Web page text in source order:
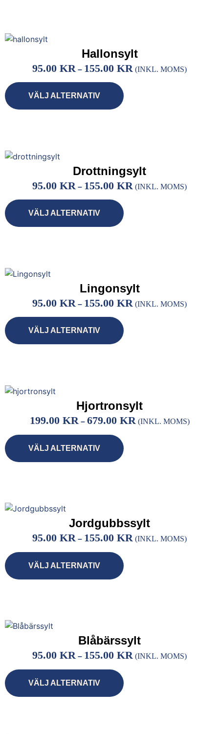
Hallonsylt
95.00 KR – 155.00 KR (INKL. MOMS)
VÄLJ ALTERNATIV
Drottningsylt
95.00 KR – 155.00 KR (INKL. MOMS)
VÄLJ ALTERNATIV
Lingonsylt
95.00 KR – 155.00 KR (INKL. MOMS)
VÄLJ ALTERNATIV
Hjortronsylt
199.00 KR – 679.00 KR (INKL. MOMS)
VÄLJ ALTERNATIV
Jordgubbssylt
95.00 KR – 155.00 KR (INKL. MOMS)
VÄLJ ALTERNATIV
Blåbärssylt
95.00 KR – 155.00 KR (INKL. MOMS)
VÄLJ ALTERNATIV